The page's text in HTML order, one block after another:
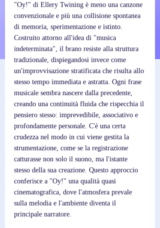
"Oy!" di Ellery Twining è meno una canzone
convenzionale e più una collisione spontanea
di memoria, sperimentazione e istinto.
Costruito attorno all'idea di "musica
indeterminata", il brano resiste alla struttura
tradizionale, dispiegandosi invece come
un'improvvisazione stratificata che risulta allo
stesso tempo immediata e astratta. Ogni frase
musicale sembra nascere dalla precedente,
creando una continuità fluida che rispecchia il
pensiero stesso: imprevedibile, associativo e
profondamente personale. C'è una certa
crudezza nel modo in cui viene gestita la
strumentazione, come se la registrazione
catturasse non solo il suono, ma l'istante
stesso della sua creazione. Questo approccio
conferisce a "Oy!" una qualità quasi
cinematografica, dove l'atmosfera prevale
sulla melodia e l'ambiente diventa il
principale narratore.